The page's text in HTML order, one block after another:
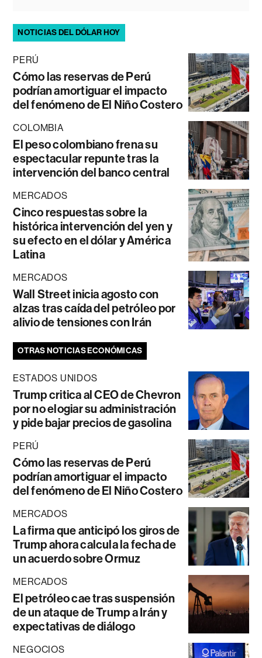
NOTICIAS DEL DÓLAR HOY
PERÚ
Cómo las reservas de Perú
podrían amortiguar el impacto
del fenómeno de El Niño Costero
COLOMBIA
El peso colombiano frena su
espectacular repunte tras la
intervención del banco central
MERCADOS
Cinco respuestas sobre la
histórica intervención del yen y
su efecto en el dólar y América
Latina
MERCADOS
Wall Street inicia agosto con
alzas tras caída del petróleo por
alivio de tensiones con Irán
OTRAS NOTICIAS ECONÓMICAS
ESTADOS UNIDOS
Trump critica al CEO de Chevron
por no elogiar su administración
y pide bajar precios de gasolina
PERÚ
Cómo las reservas de Perú
podrían amortiguar el impacto
del fenómeno de El Niño Costero
MERCADOS
La firma que anticipó los giros de
Trump ahora calcula la fecha de
un acuerdo sobre Ormuz
MERCADOS
El petróleo cae tras suspensión
de un ataque de Trump a Irán y
expectativas de diálogo
NEGOCIOS